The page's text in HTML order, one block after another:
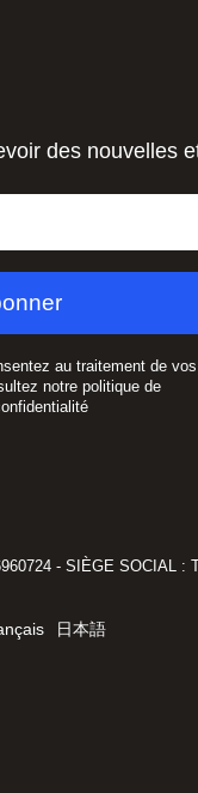
des nouvelles
au traitement de vos
notre politique de
- SIÈGE SOCIAL
日本語